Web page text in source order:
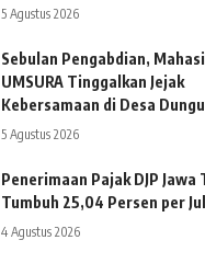
5 Agustus 2026
Sebulan Pengabdian,
UMSURA Tinggalkan Jejak
Kebersamaan di Desa
5 Agustus 2026
Penerimaan Pajak DJP Jawa
Tumbuh 25,04 Persen per
4 Agustus 2026